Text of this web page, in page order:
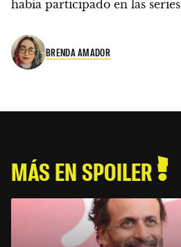
había participado en las series
BRENDA AMADOR
MÁS EN SPOILER